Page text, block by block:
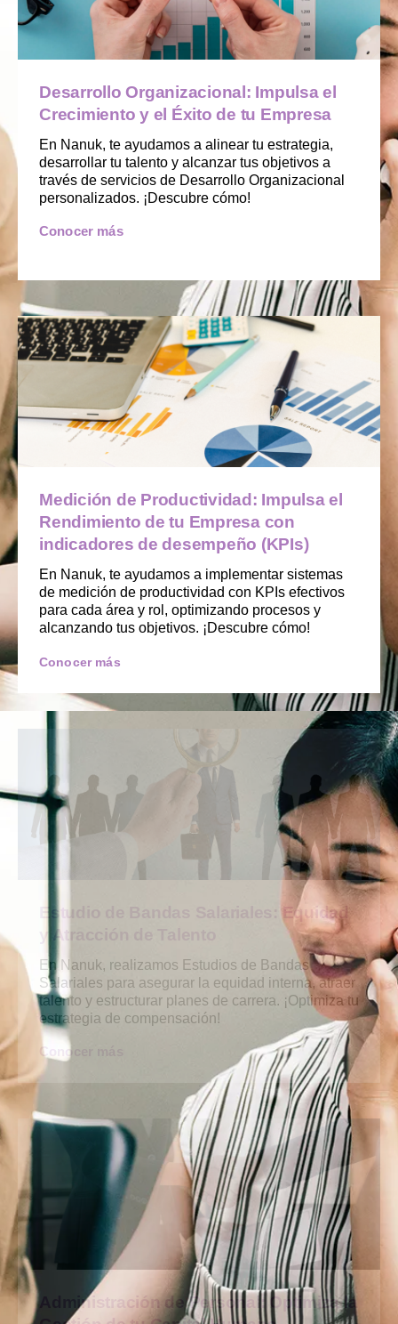
Desarrollo Organizacional: Impulsa el
Crecimiento y el Éxito de tu Empresa
En Nanuk, te ayudamos a alinear tu estrategia,
desarrollar tu talento y alcanzar tus objetivos a
través de servicios de Desarrollo Organizacional
personalizados. ¡Descubre cómo!
Conocer más
Medición de Productividad: Impulsa el
Rendimiento de tu Empresa con
indicadores de desempeño (KPIs)
En Nanuk, te ayudamos a implementar sistemas
de medición de productividad con KPIs efectivos
para cada área y rol, optimizando procesos y
alcanzando tus objetivos. ¡Descubre cómo!
Conocer más
Estudio de Bandas Salariales: Equidad
y Atracción de Talento
En Nanuk, realizamos Estudios de Bandas
Salariales para asegurar la equidad interna, atraer
talento y estructurar planes de carrera. ¡Optimiza tu
estrategia de compensación!
Conocer más
Administración de Personal: Optimiza la